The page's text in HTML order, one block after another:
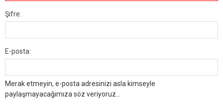
Şifre:
E-posta:
Merak etmeyin, e-posta adresinizi asla kimseyle
paylaşmayacağımıza söz veriyoruz...